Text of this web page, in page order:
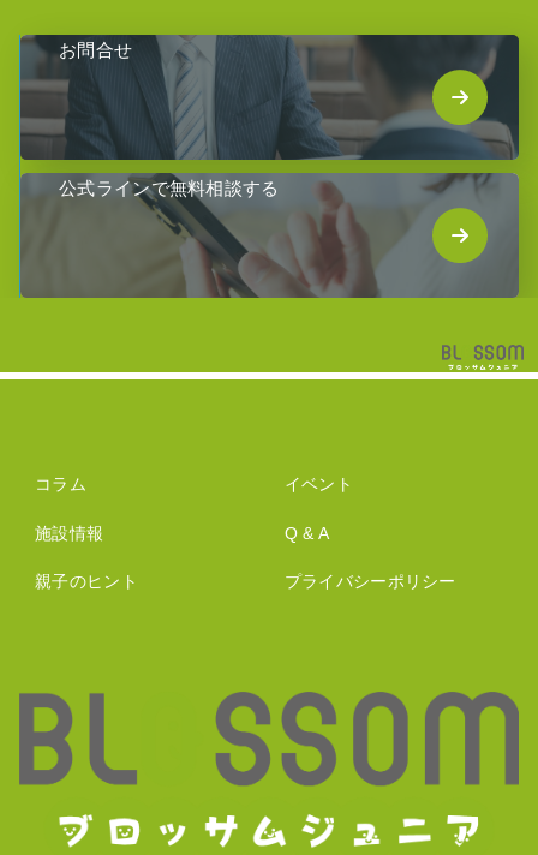
お問合せ
公式ラインで無料相談する
コラム イベント
施設情報 Q & A
親子のヒント プライバシーポリシー